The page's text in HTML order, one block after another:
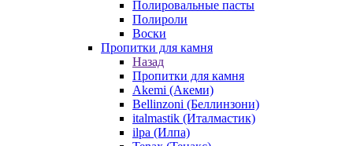
Полировальные пасты
Полироли
Воски
Пропитки для камня
Назад
Пропитки для камня
Akemi (Акеми)
Bellinzoni (Беллинзони)
italmastik (Италмастик)
ilpa (Илпа)